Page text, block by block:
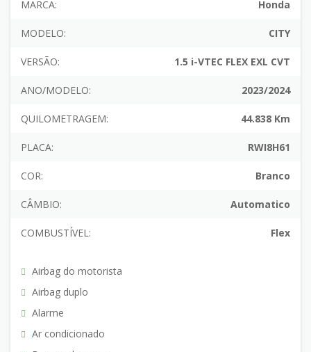
MARCA: Honda
MODELO: CITY
VERSÃO: 1.5 i-VTEC FLEX EXL CVT
ANO/MODELO: 2023/2024
QUILOMETRAGEM: 44.838 Km
PLACA: RWI8H61
COR: Branco
CÂMBIO: Automatico
COMBUSTÍVEL: Flex
Airbag do motorista
Airbag duplo
Alarme
Ar condicionado